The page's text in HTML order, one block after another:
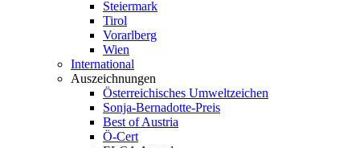
Steiermark
Tirol
Vorarlberg
Wien
International
Auszeichnungen
Österreichisches Umweltzeichen
Sonja-Bernadotte-Preis
Best of Austria
Ö-Cert